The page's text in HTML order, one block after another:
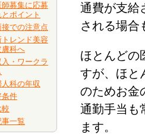
募集に応募
ポイント
での注意点
レンド美容
膚科へ
・ワークラ
科の年収
条件
一覧
通費が支給
される場合
ほとんどの
すが、ほと
のためお金
通勤手当も
ます。